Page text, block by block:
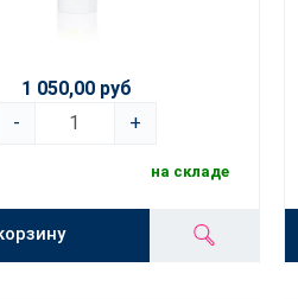
1 050,00 руб
-
+
на складе